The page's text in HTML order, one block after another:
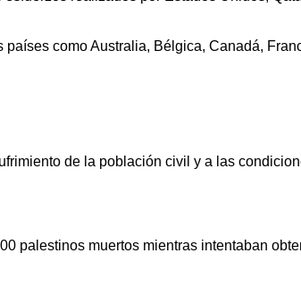
como Australia, Bélgica, Canadá,
de la población civil y a las
palestinos muertos mientras intentaban